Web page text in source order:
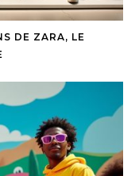
DE ZARA, LE